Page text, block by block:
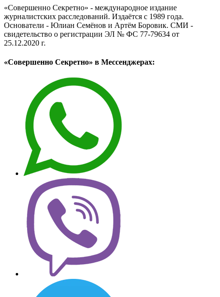
«Совершенно Секретно» - международное издание
журналистских расследований. Издаётся с 1989 года.
Основатели - Юлиан Семёнов и Артём Боровик. CМИ -
свидетельство о регистрации ЭЛ № ФС 77-79634 от
25.12.2020 г.
«Совершенно Секретно» в Мессенджерах: